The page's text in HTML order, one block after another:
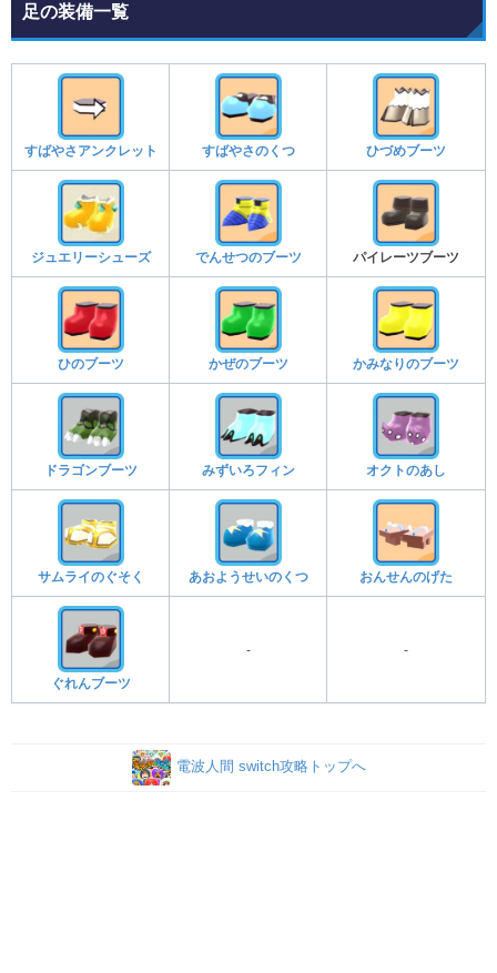
足の装備一覧
すばやさアンクレット すばやさのくつ ひづめブーツ
ジュエリーシューズ でんせつのブーツ パイレーツブーツ
ひのブーツ かぜのブーツ かみなりのブーツ
ドラゴンブーツ みずいろフィン オクトのあし
サムライのぐそく あおようせいのくつ おんせんのげた
ぐれんブーツ
‐ ‐
電波人間 switch攻略トップへ